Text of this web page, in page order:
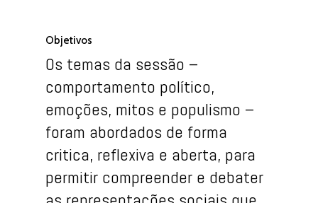
Objetivos
Os temas da sessão –
comportamento político,
emoções, mitos e populismo –
foram abordados de forma
critica, reflexiva e aberta, para
permitir compreender e debater